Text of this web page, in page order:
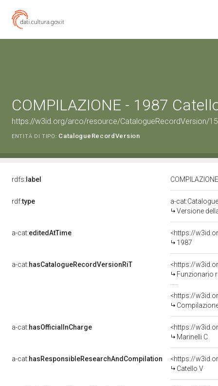
COMPILAZIONE - 1987
https://w3id.org/arco/resource/CatalogueRecordVersion/
ENTITÀ DI TIPO: CatalogueRecordVersion
rdfs: label
rdf:type
a-
Versione
a-cat:editedAtTime
<https://
1987
a-cat:hasCatalogueRecordVersionRiT
Funzionario
a-cat:hasOfficialInCharge
<https://
Marinelli C
a-cat:hasResponsibleResearchAndCompilation
<https://
Catello V